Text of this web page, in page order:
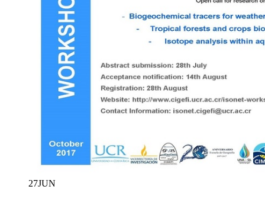
27JUN